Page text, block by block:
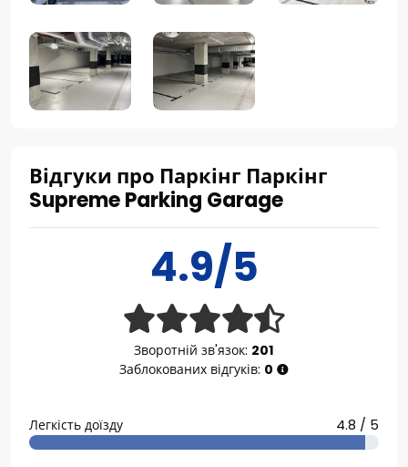
Відгуки про Паркінг Паркінг
Supreme Parking Garage
4.9/5
Зворотній зв'язок: 201
Заблокованих відгуків: 0
Легкість доїзду 4.8 / 5